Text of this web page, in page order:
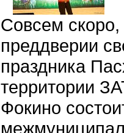
Совсем скоро,
преддверии
праздника
территории
Фокино